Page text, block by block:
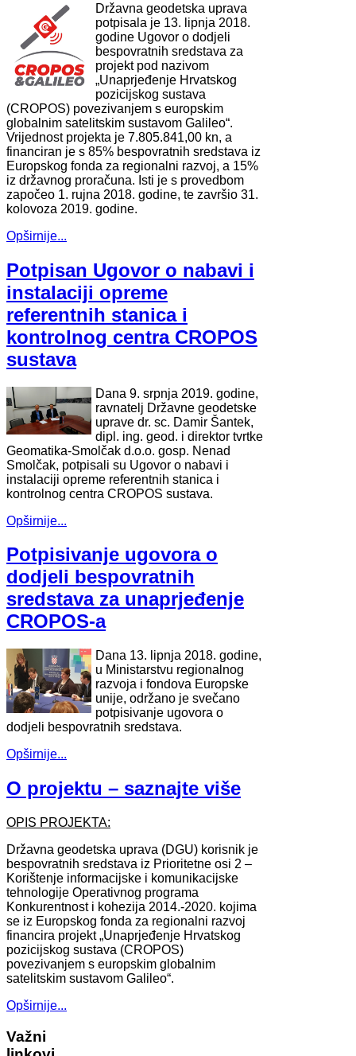
Državna geodetska uprava
potpisala je 13. lipnja 2018.
godine Ugovor o dodjeli
bespovratnih sredstava za
projekt pod nazivom
„Unaprjeđenje Hrvatskog
pozicijskog sustava
(CROPOS) povezivanjem s europskim
globalnim satelitskim sustavom Galileo“.
Vrijednost projekta je 7.805.841,00 kn, a
financiran je s 85% bespovratnih sredstava iz
Europskog fonda za regionalni razvoj, a 15%
iz državnog proračuna. Isti je s provedbom
započeo 1. rujna 2018. godine, te završio 31.
kolovoza 2019. godine.
Opširnije...
Potpisan Ugovor o nabavi i
instalaciji opreme
referentnih stanica i
kontrolnog centra CROPOS
sustava
Dana 9. srpnja 2019. godine,
ravnatelj Državne geodetske
uprave dr. sc. Damir Šantek,
dipl. ing. geod. i direktor tvrtke
Geomatika-Smolčak d.o.o. gosp. Nenad
Smolčak, potpisali su Ugovor o nabavi i
instalaciji opreme referentnih stanica i
kontrolnog centra CROPOS sustava.
Opširnije...
Potpisivanje ugovora o
dodjeli bespovratnih
sredstava za unaprjeđenje
CROPOS-a
Dana 13. lipnja 2018. godine,
u Ministarstvu regionalnog
razvoja i fondova Europske
unije, održano je svečano
potpisivanje ugovora o
dodjeli bespovratnih sredstava.
Opširnije...
O projektu – saznajte više
OPIS PROJEKTA:
Državna geodetska uprava (DGU) korisnik je
bespovratnih sredstava iz Prioritetne osi 2 –
Korištenje informacijske i komunikacijske
tehnologije Operativnog programa
Konkurentnost i kohezija 2014.-2020. kojima
se iz Europskog fonda za regionalni razvoj
financira projekt „Unaprjeđenje Hrvatskog
pozicijskog sustava (CROPOS)
povezivanjem s europskim globalnim
satelitskim sustavom Galileo“.
Opširnije...
Važni